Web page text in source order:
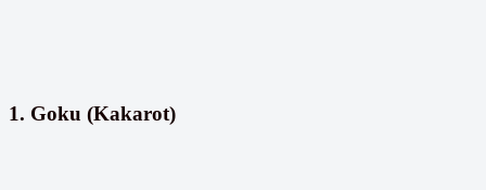
1. Goku (Kakarot)